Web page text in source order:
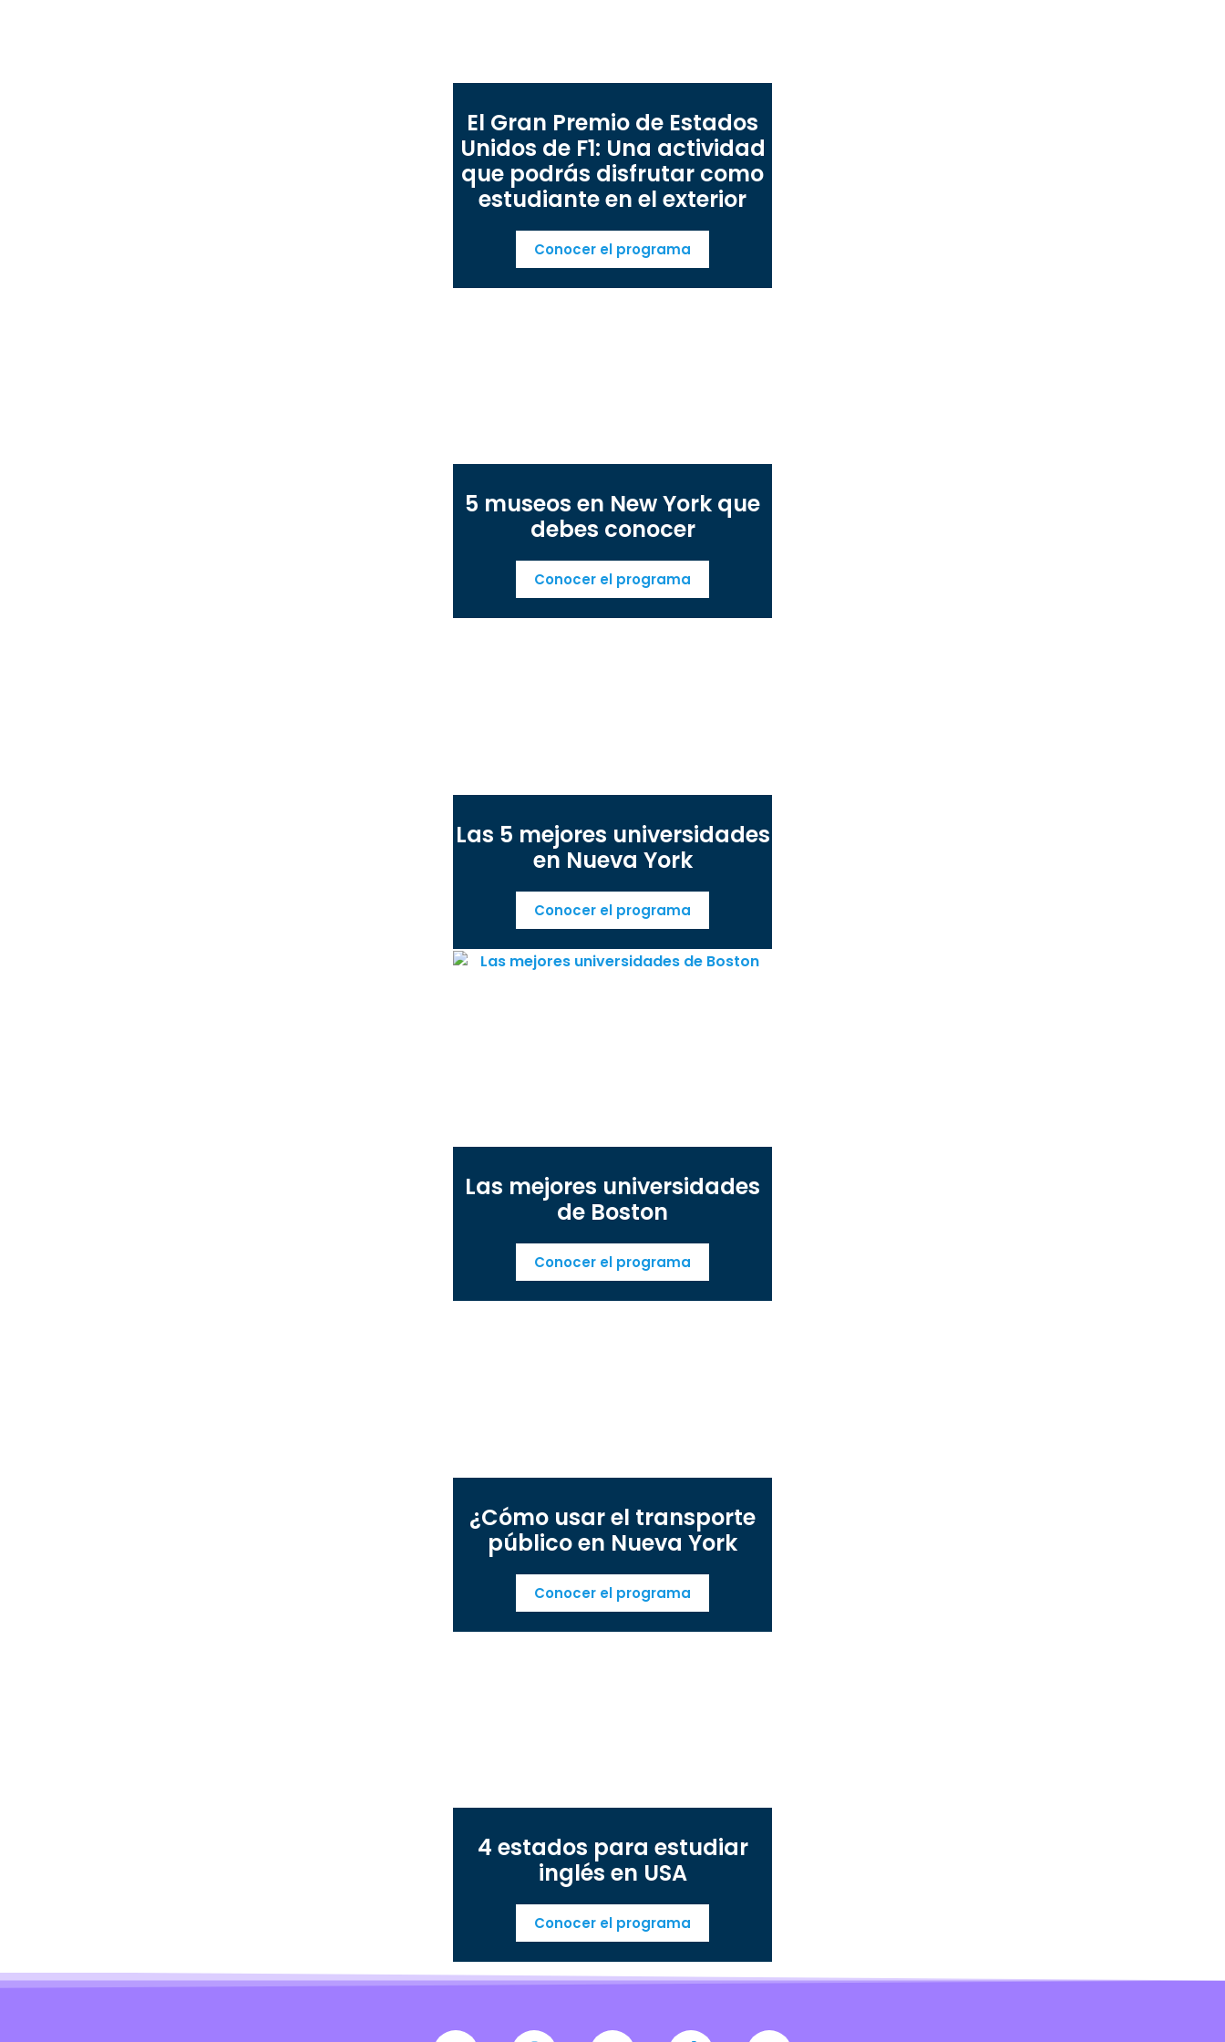
El Gran Premio de Estados
Unidos de F1: Una actividad
que podrás disfrutar como
estudiante en el exterior
Conocer el programa
5 museos en New York que
debes conocer
Conocer el programa
Las 5 mejores universidades
en Nueva York
Conocer el programa
Las mejores universidades
de Boston
Conocer el programa
¿Cómo usar el transporte
público en Nueva York
Conocer el programa
4 estados para estudiar
inglés en USA
Conocer el programa